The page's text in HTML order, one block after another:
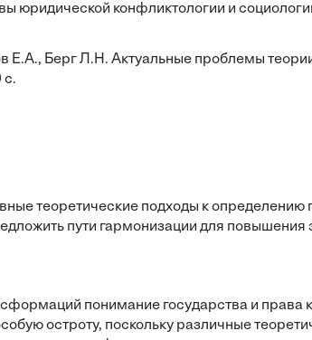
юридической конфликтологии и
Е.А., Берг Л.Н. Актуальные проблемы
с.
теоретические подходы к определению
пути гармонизации для
понимание государства и права
остроту, поскольку различные